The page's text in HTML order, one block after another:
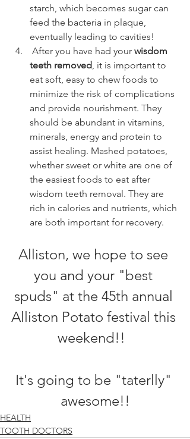
starch, which becomes sugar can
feed the bacteria in plaque,
eventually leading to cavities!
After you have had your wisdom
teeth removed, it is important to
eat soft, easy to chew foods to
minimize the risk of complications
and provide nourishment. They
should be abundant in vitamins,
minerals, energy and protein to
assist healing. Mashed potatoes,
whether sweet or white are one of
the easiest foods to eat after
wisdom teeth removal. They are
rich in calories and nutrients, which
are both important for recovery.
Alliston, we hope to see
you and your "best
spuds" at the 45th annual
Alliston Potato festival this
weekend!!
It's going to be "taterlly"
awesome!!
HEALTH
TOOTH DOCTORS